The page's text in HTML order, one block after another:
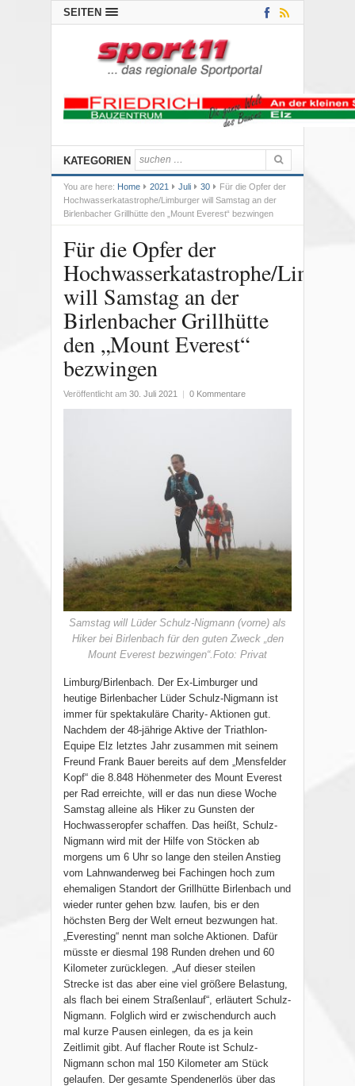
SEITEN
KATEGORIEN
You are here: Home 2021 Juli 30
Für die Opfer der
Hochwasserkatastrophe/Limburger will Samstag an der
Birlenbacher Grillhütte den „Mount Everest“ bezwingen
Für die Opfer der
Hochwasserkatastrophe/
will Samstag an der
Birlenbacher Grillhütte
den „Mount Everest“
bezwingen
Veröffentlicht am 30. Juli 2021 0 Kommentare
Samstag will Lüder Schulz-Nigmann (vorne) als
Hiker bei Birlenbach für den guten Zweck „den
Mount Everest bezwingen“.Foto: Privat
Limburg/Birlenbach. Der Ex-Limburger und
heutige Birlenbacher Lüder Schulz-Nigmann ist
immer für spektakuläre Charity- Aktionen gut.
Nachdem der 48-jährige Aktive der Triathlon-
Equipe Elz letztes Jahr zusammen mit seinem
Freund Frank Bauer bereits auf dem „Mensfelder
Kopf“ die 8.848 Höhenmeter des Mount Everest
per Rad erreichte, will er das nun diese Woche
Samstag alleine als Hiker zu Gunsten der
Hochwasseropfer schaffen. Das heißt, Schulz-
Nigmann wird mit der Hilfe von Stöcken ab
morgens um 6 Uhr so lange den steilen Anstieg
vom Lahnwanderweg bei Fachingen hoch zum
ehemaligen Standort der Grillhütte Birlenbach und
wieder runter gehen bzw. laufen, bis er den
höchsten Berg der Welt erneut bezwungen hat.
„Everesting“ nennt man solche Aktionen. Dafür
müsste er diesmal 198 Runden drehen und 60
Kilometer zurücklegen. „Auf dieser steilen
Strecke ist das aber eine viel größere Belastung,
als flach bei einem Straßenlauf“, erläutert Schulz-
Nigmann. Folglich wird er zwischendurch auch
mal kurze Pausen einlegen, da es ja kein
Zeitlimit gibt. Auf flacher Route ist Schulz-
Nigmann schon mal 150 Kilometer am Stück
gelaufen. Der gesamte Spendenerlös über das